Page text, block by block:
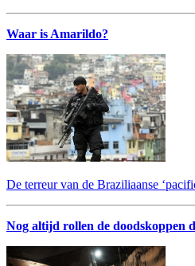
Waar is Amarildo?
De terreur van de Braziliaanse
Nog altijd rollen de doodskoppen